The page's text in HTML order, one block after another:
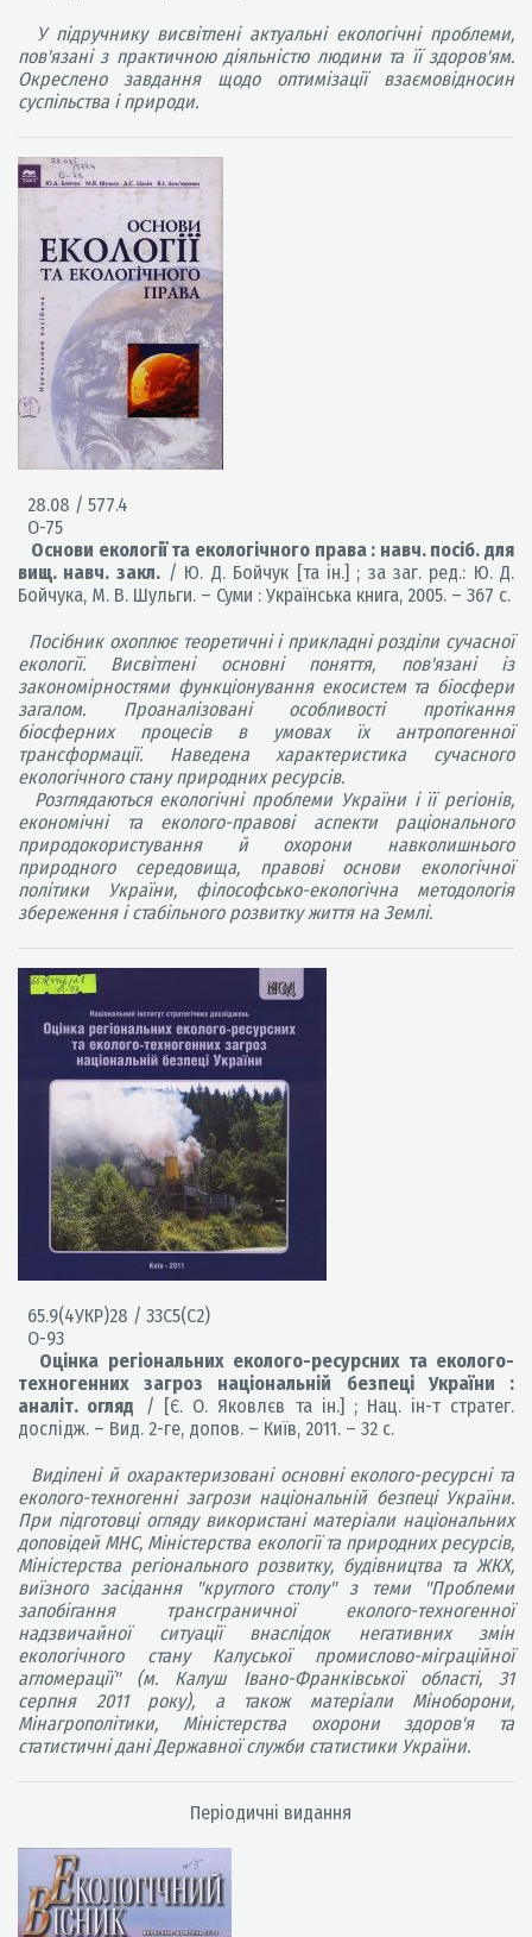
У підручнику висвітлені актуальні екологічні проблеми,
пов'язані з практичною діяльністю людини та її здоров'ям.
Окреслено завдання щодо оптимізації взаємовідносин
суспільства і природи.
28.08 / 577.4
О-75
Основи екології та екологічного права : навч. посіб. для
вищ. навч. закл. / Ю. Д. Бойчук [та ін.] ; за заг. ред.: Ю. Д.
Бойчука, М. В. Шульги. – Суми : Українська книга, 2005. – 367 с.
Посібник охоплює теоретичні і прикладні розділи сучасної
екології. Висвітлені основні поняття, пов'язані із
закономірностями функціонування екосистем та біосфери
загалом. Проаналізовані особливості протікання
біосферних процесів в умовах їх антропогенної
трансформації. Наведена характеристика сучасного
екологічного стану природних ресурсів.
Розглядаються екологічні проблеми України і її регіонів,
економічні та еколого-правові аспекти раціонального
природокористування й охорони навколишнього
природного середовища, правові основи екологічної
політики України, філософсько-екологічна методологія
збереження і стабільного розвитку життя на Землі.
65.9(4УКР)28 / 33С5(С2)
О-93
Оцінка регіональних еколого-ресурсних та еколого-
техногенних загроз національній безпеці України :
аналіт. огляд
/ [Є. О. Яковлєв та ін.] ; Нац. ін-т стратег.
дослідж. – Вид. 2-ге, допов. – Київ, 2011. – 32 с.
Виділені й охарактеризовані основні еколого-ресурсні та
еколого-техногенні загрози національній безпеці України.
При підготовці огляду використані матеріали національних
доповідей МНС, Міністерства екології та природних ресурсів,
Міністерства регіонального розвитку, будівництва та ЖКХ,
виїзного засідання "круглого столу" з теми "Проблеми
запобігання трансграничної еколого-техногенної
надзвичайної ситуації внаслідок негативних змін
екологічного стану Калуської промислово-міграційної
агломерації" (м. Калуш Івано-Франківської області, 31
серпня 2011 року), а також матеріали Міноборони,
Мінагрополітики, Міністерства охорони здоров'я та
статистичні дані Державної служби статистики України.
Періодичні видання